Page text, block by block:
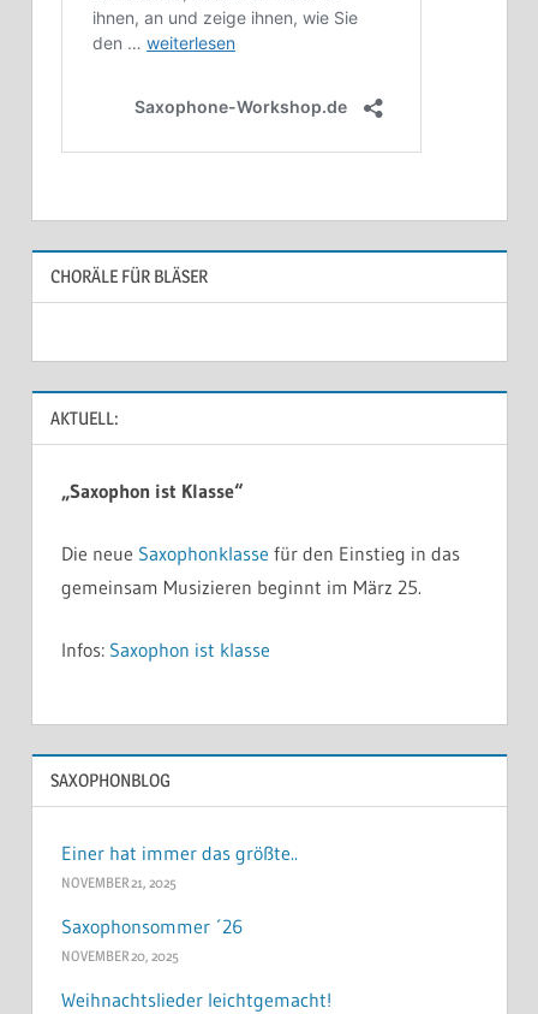
CHORÄLE FÜR BLÄSER
AKTUELL:
„Saxophon ist Klasse“
Die neue Saxophonklasse für den Einstieg in das
gemeinsam Musizieren beginnt im März 25.
Infos: Saxophon ist klasse
SAXOPHONBLOG
Einer hat immer das größte..
NOVEMBER 21, 2025
Saxophonsommer ´26
NOVEMBER 20, 2025
Weihnachtslieder leichtgemacht!